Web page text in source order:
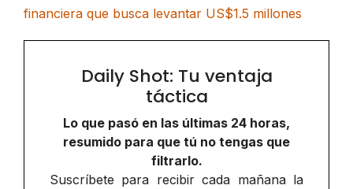
financiera que busca levantar US$1.5 millones
Daily Shot: Tu ventaja
táctica
Lo que pasó en las últimas 24 horas,
resumido para que tú no tengas que
filtrarlo.
Suscríbete para recibir cada mañana la